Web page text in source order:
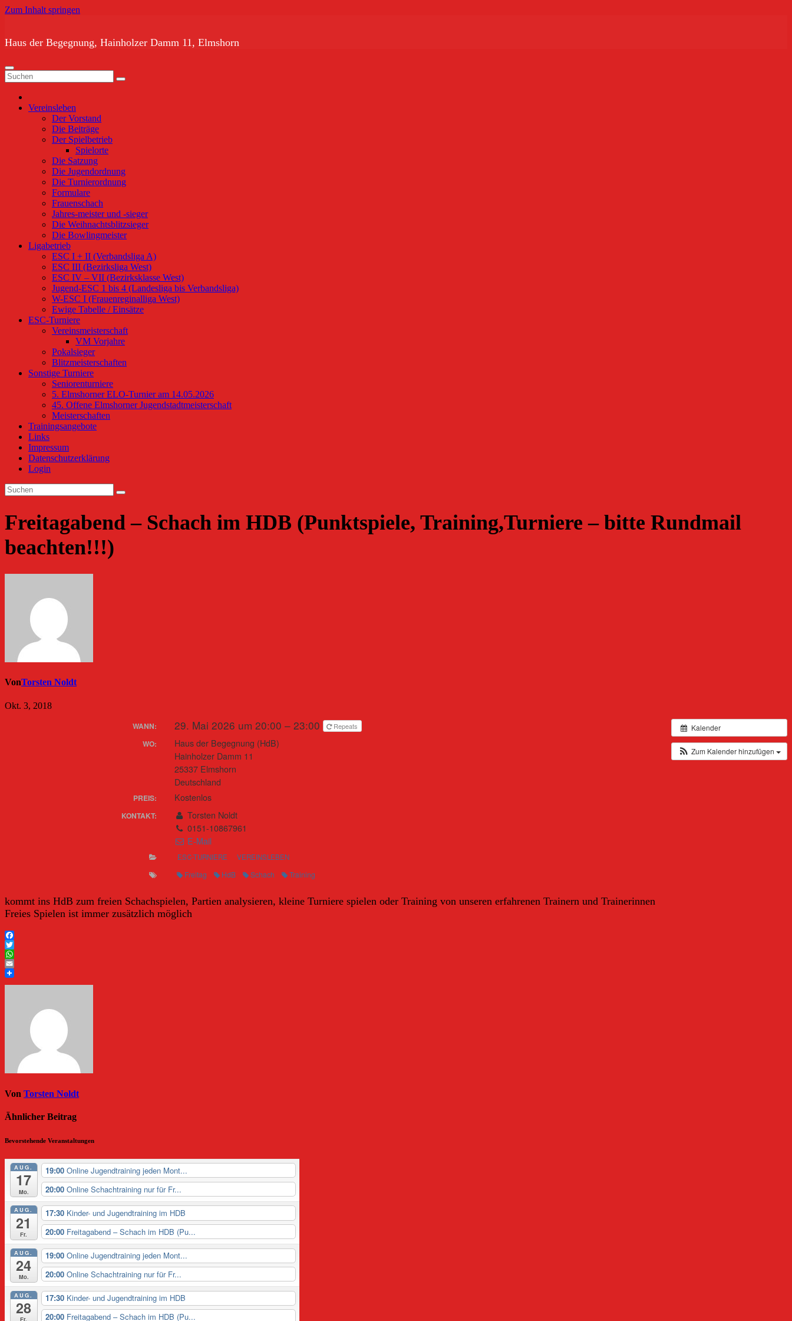
Zum Inhalt springen
Haus der Begegnung, Hainholzer Damm 11, Elmshorn
Vereinsleben
Der Vorstand
Die Beiträge
Der Spielbetrieb
Spielorte
Die Satzung
Die Jugendordnung
Die Turnierordnung
Formulare
Frauenschach
Jahres-meister und -sieger
Die Weihnachtsblitzsieger
Die Bowlingmeister
Ligabetrieb
ESC I + II (Verbandsliga A)
ESC III (Bezirksliga West)
ESC IV – VII (Bezirksklasse West)
Jugend-ESC 1 bis 4 (Landesliga bis Verbandsliga)
W-ESC I (Frauenreginalliga West)
Ewige Tabelle / Einsätze
ESC-Turniere
Vereinsmeisterschaft
VM Vorjahre
Pokalsieger
Blitzmeisterschaften
Sonstige Turniere
Seniorenturniere
5. Elmshorner ELO-Turnier am 14.05.2026
45. Offene Elmshorner Jugendstadtmeisterschaft
Meisterschaften
Trainingsangebote
Links
Impressum
Datenschutzerklärung
Login
Freitagabend – Schach im HDB (Punktspiele, Training,Turniere – bitte Rundmail
beachten!!!)
VonTorsten Noldt
Okt. 3, 2018
Kalender
Zum Kalender hinzufügen
WANN: 29. Mai 2026 um 20:00 – 23:00 Repeats
WO:
Haus der Begegnung (HdB)
Hainholzer Damm 11
25337 Elmshorn
Deutschland
PREIS: Kostenlos
KONTAKT:
Torsten Noldt
0151-10867961
E-Mail
ESC-TURNIERE VEREINSLEBEN
Freitag HdB Schach Training
kommt ins HdB zum freien Schachspielen, Partien analysieren, kleine Turniere spielen oder Training von unseren erfahrenen Trainern und Trainerinnen
Freies Spielen ist immer zusätzlich möglich
Facebook
Twitter
WhatsApp
Email
Von Torsten Noldt
Ähnlicher Beitrag
Bevorstehende Veranstaltungen
AUG.
17
Mo.
19:00 Online Jugendtraining jeden Mont...
20:00 Online Schachtraining nur für Fr...
AUG.
21
Fr.
17:30 Kinder- und Jugendtraining im HDB
20:00 Freitagabend – Schach im HDB (Pu...
AUG.
24
Mo.
19:00 Online Jugendtraining jeden Mont...
20:00 Online Schachtraining nur für Fr...
AUG.
28
Fr.
17:30 Kinder- und Jugendtraining im HDB
20:00 Freitagabend – Schach im HDB (Pu...